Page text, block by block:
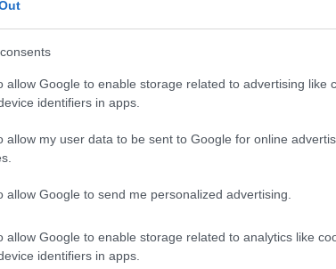
allow Google to enable storage related to advertising like
identifiers in apps.
allow my user data to be sent to Google for online
allow Google to send me personalized advertising.
allow Google to enable storage related to analytics like
identifiers in apps.
Ηλικία.
Η φυλή
λόγω
Οικογενειακό